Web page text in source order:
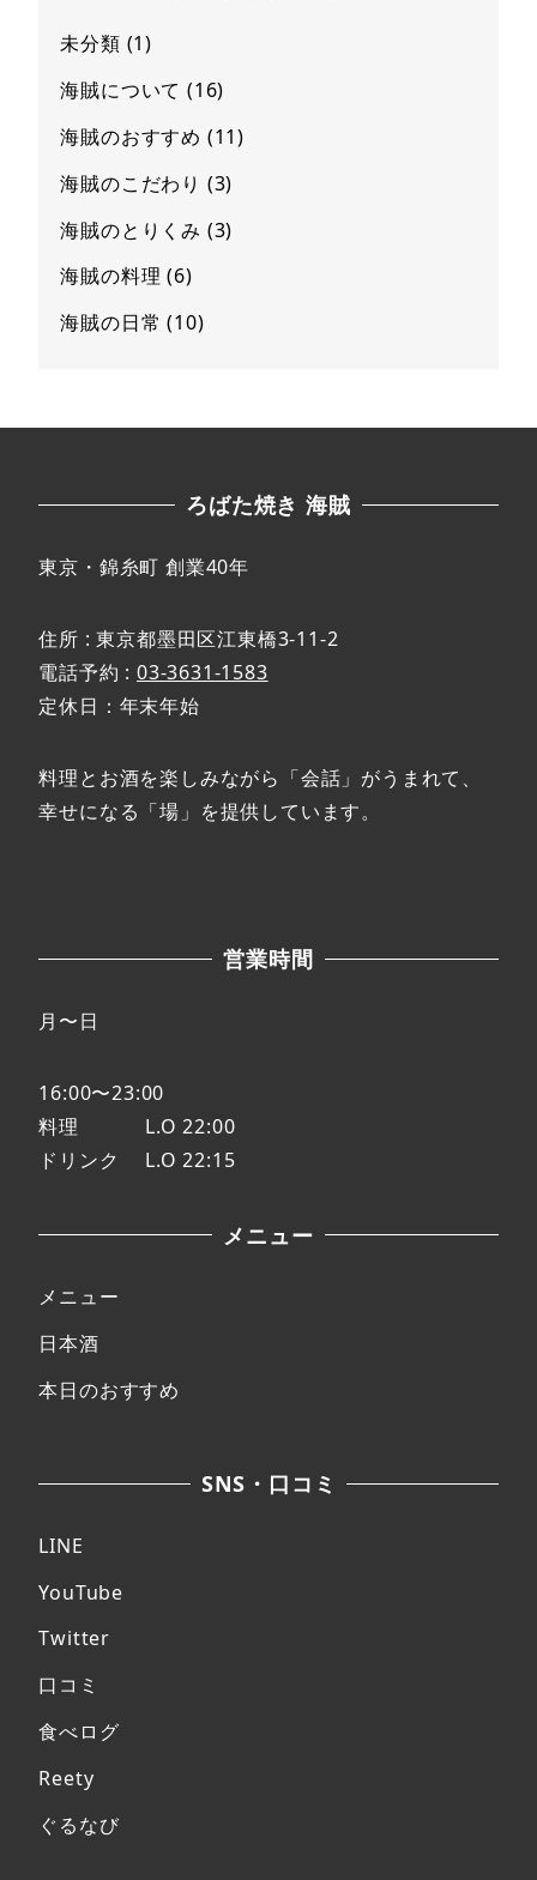
未分類 (1)
海賊について (16)
海賊のおすすめ (11)
海賊のこだわり (3)
海賊のとりくみ (3)
海賊の料理 (6)
海賊の日常 (10)
ろばた焼き 海賊
東京・錦糸町 創業40年
住所 : 東京都墨田区江東橋3-11-2
電話予約 : 03-3631-1583
定休日：年末年始
料理とお酒を楽しみながら「会話」がうまれて、
幸せになる「場」を提供しています。
営業時間
月〜日
16:00〜23:00
料理 L.O 22:00
ドリンク L.O 22:15
メニュー
メニュー
日本酒
本日のおすすめ
SNS・口コミ
LINE
YouTube
Twitter
口コミ
食べログ
Reety
ぐるなび